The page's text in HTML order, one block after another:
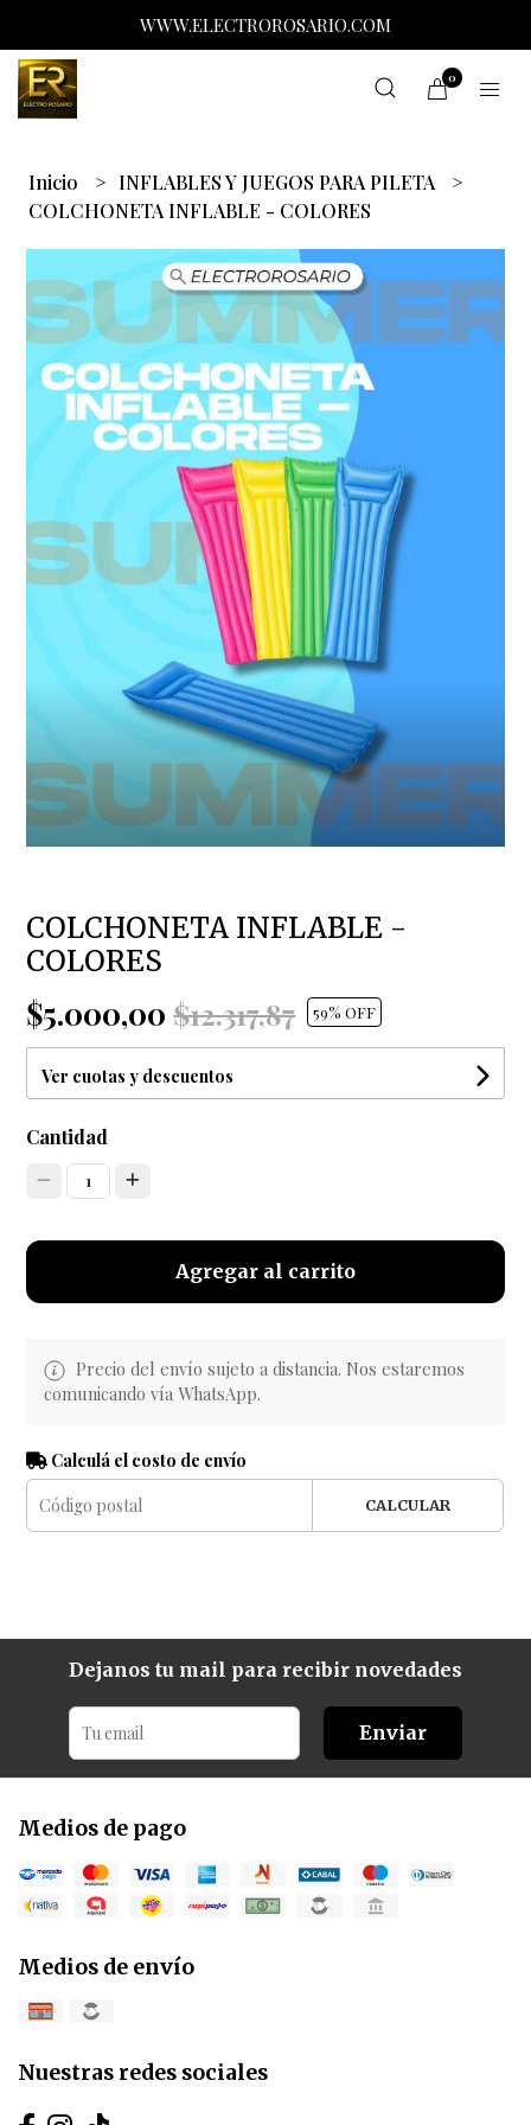
WWW.ELECTROROSARIO.COM
0
Inicio
INFLABLES Y JUEGOS PARA PILETA
COLCHONETA INFLABLE - COLORES
COLCHONETA INFLABLE -
COLORES
$5.000,00$12.317,87 59% OFF
Ver cuotas y descuentos
Cantidad
1
Agregar al carrito
Precio del envío sujeto a distancia. Nos estaremos
comunicando vía WhatsApp.
Calculá el costo de envío
CALCULAR
Dejanos tu mail para recibir novedades
Enviar
Medios de pago
Medios de envío
Nuestras redes sociales